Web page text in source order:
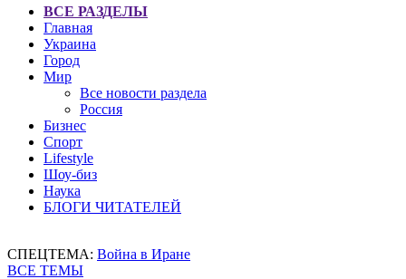
ВСЕ РАЗДЕЛЫ
Главная
Украина
Город
Мир
Все новости раздела
Россия
Бизнес
Спорт
Lifestyle
Шоу-биз
Наука
БЛОГИ ЧИТАТЕЛЕЙ
СПЕЦТЕМА: Война в Иране
ВСЕ ТЕМЫ